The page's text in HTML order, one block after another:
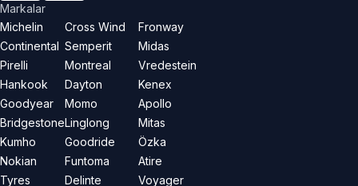
Markalar
Michelin
Continental
Pirelli
Hankook
Goodyear
Bridgestone
Kumho
Nokian
Tyres
Cross Wind
Semperit
Montreal
Dayton
Momo
Linglong
Goodride
Funtoma
Delinte
Fronway
Midas
Vredestein
Kenex
Apollo
Mitas
Özka
Atire
Voyager